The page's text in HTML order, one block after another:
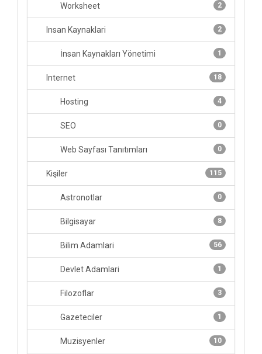
2
Worksheet
2
Insan Kaynaklari
1
İnsan Kaynakları Yönetimi
18
Internet
4
Hosting
0
SEO
0
Web Sayfası Tanıtımları
115
Kişiler
0
Astronotlar
8
Bilgisayar
56
Bilim Adamlari
1
Devlet Adamlari
3
Filozoflar
1
Gazeteciler
10
Muzisyenler